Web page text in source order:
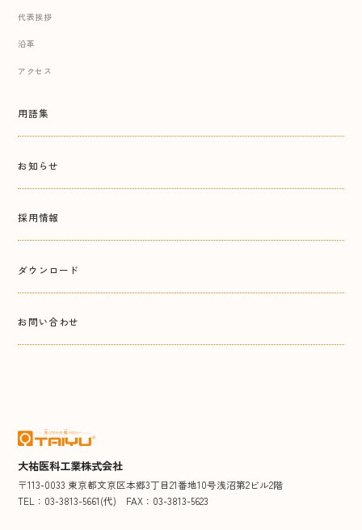
代表挨拶
沿革
アクセス
用語集
お知らせ
採用情報
ダウンロード
お問い合わせ
大祐医科工業株式会社
〒113-0033 東京都文京区本郷3丁目21番地10号浅沼第2ビル2階
TEL：03-3813-5661(代)
FAX：03-3813-5623